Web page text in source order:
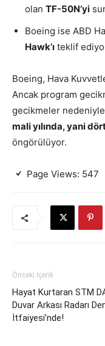
olan TF-50N’yi
Boeing ise ABD
Hawk’ı teklif
Boeing, Hava
Ancak program
gecikmeler
mali yılında, yani
öngörülüyor.
Page Views: 547
Önceki İçerik
Hayat Kurtaran STM
Duvar Arkası Radarı
İtfaiyesi’nde!